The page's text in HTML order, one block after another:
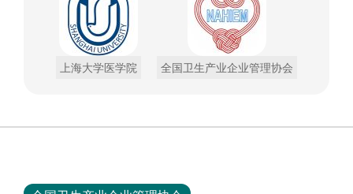
上海大学医学院 全国卫生产业企业管理协会